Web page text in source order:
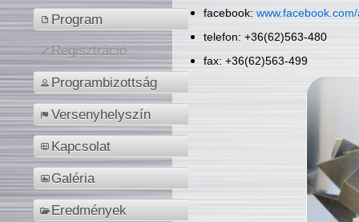
Program
Regisztráció
Programbizottság
Versenyhelyszín
Kapcsolat
Galéria
Eredmények
facebook:
telefon: +36(62)563-480
fax: +36(62)563-499